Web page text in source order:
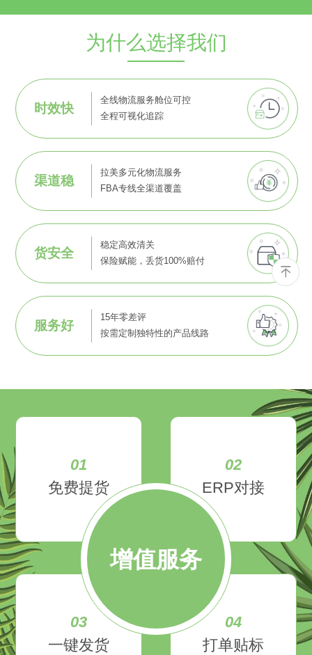
为什么选择我们
时效快
全线物流服务舱位可控
全程可视化追踪
渠道稳
拉美多元化物流服务
FBA专线全渠道覆盖
货安全
稳定高效清关
保险赋能，丢货100%赔付
服务好
15年零差评
按需定制独特性的产品线路
增值服务
01
免费提货
02
ERP对接
03
一键发货
04
打单贴标